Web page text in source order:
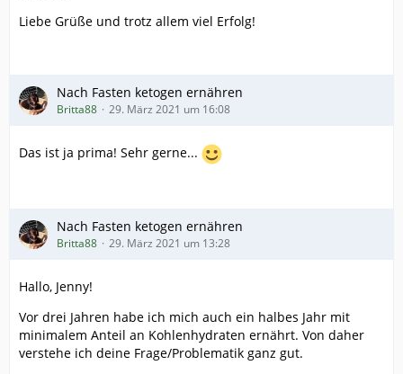
Liebe Grüße und trotz allem viel Erfolg!
Nach Fasten ketogen ernähren
Britta88 29. März 2021 um 16:08
Das ist ja prima! Sehr gerne...
Nach Fasten ketogen ernähren
Britta88 29. März 2021 um 13:28
Hallo, Jenny!
Vor drei Jahren habe ich mich auch ein halbes Jahr mit
minimalem Anteil an Kohlenhydraten ernährt. Von daher
verstehe ich deine Frage/Problematik ganz gut.